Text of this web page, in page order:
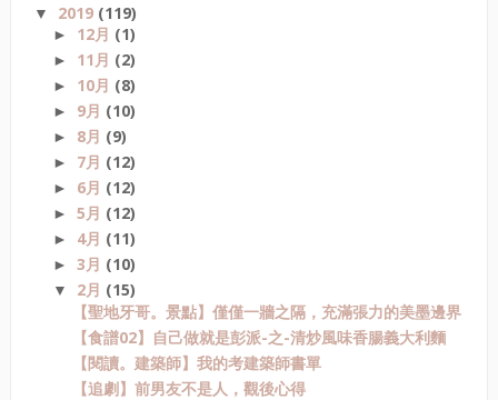
▼ 2019 (119)
► 12月 (1)
► 11月 (2)
► 10月 (8)
► 9月 (10)
► 8月 (9)
► 7月 (12)
► 6月 (12)
► 5月 (12)
► 4月 (11)
► 3月 (10)
▼ 2月 (15)
【聖地牙哥。景點】僅僅一牆之隔，充滿張力的美墨邊界
【食譜02】自己做就是彭派-之-清炒風味香腸義大利麵
【閱讀。建築師】我的考建築師書單
【追劇】前男友不是人，觀後心得